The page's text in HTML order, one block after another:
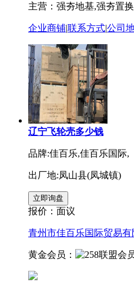
主营：强夯地基,强夯置
企业商铺|联系方式|公司
辽宁飞轮壳多少钱
品牌:佳百乐,佳百乐国际,
出厂地:凤山县(凤城镇)
报价： 面议
青州市佳百乐国际贸易有
黄金会员：